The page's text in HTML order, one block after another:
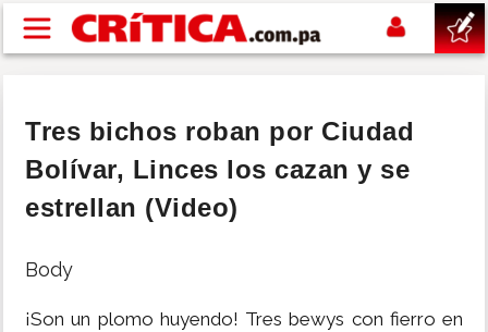
Pasar al contenido principal
SUCESOS
NACIONAL
POLÍTICA
Tres bichos roban por Ciudad
Bolívar, Linces los cazan y se
estrellan (Video)
Body
¡Son un plomo huyendo! Tres bewys con fierro en